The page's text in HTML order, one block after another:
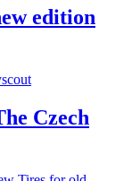
edition
Czech